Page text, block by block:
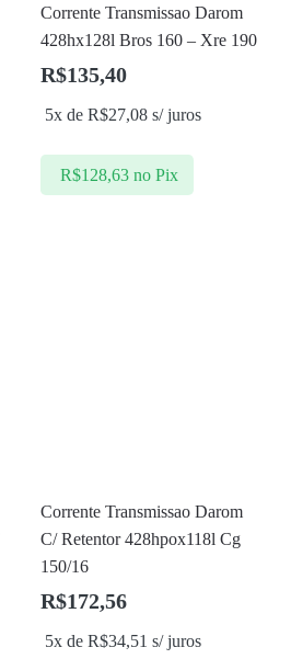
Corrente Transmissao Darom
428hx128l Bros 160 – Xre 190
R$135,40
5x deR$27,08 s/ juros
R$128,63 no Pix
Corrente Transmissao Darom
C/ Retentor 428hpox118l Cg
150/16
R$172,56
5x deR$34,51 s/ juros